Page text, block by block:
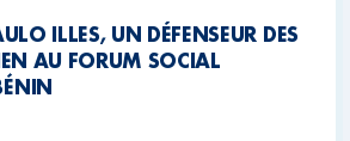
ILLES, UN DÉFENSEUR DES
AU FORUM SOCIAL